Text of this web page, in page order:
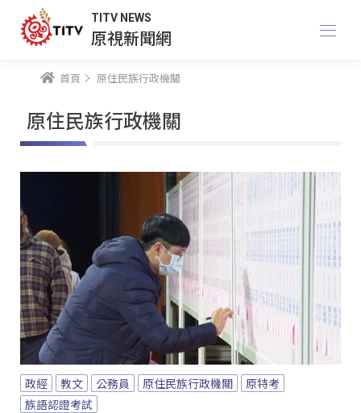
TITV NEWS
原視新聞網
首頁 原住民族行政機關
原住民族行政機關
政經 教文 公務員 原住民族行政機關
原特考
族語認證考試